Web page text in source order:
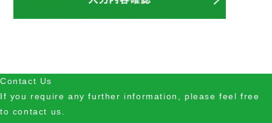
Contact Us
If you require any further information, please feel free
to contact us.